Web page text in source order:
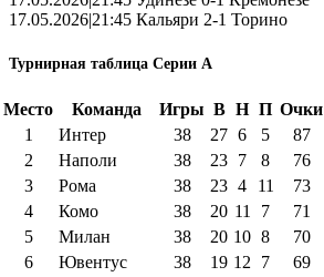
17.05.2026|21:45 Кальяри 2-1 Торино
Турнирная таблица Серии А
Место Команда Игры В Н П Очки
1
Интер 38 27 6 5
87
2
Наполи 38 23 7 8
76
3
Рома 38 23 4 11
73
4
Комо 38 20 11 7
71
5
Милан 38 20 10 8
70
6
Ювентус 38 19 12 7
69